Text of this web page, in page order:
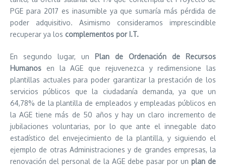
PGE para 2017 es inasumible ya que sumaría más pérdida de
poder adquisitivo. Asimismo consideramos imprescindible
recuperar ya los complementos por I.T.
En segundo lugar, un Plan de Ordenación de Recursos
Humanos en la AGE que rejuvenezca y redimensione las
plantillas actuales para poder garantizar la prestación de los
servicios públicos que la ciudadanía demanda, ya que un
64,78% de la plantilla de empleados y empleadas públicos en
la AGE tiene más de 50 años y hay un claro incremento de
jubilaciones voluntarias, por lo que ante el innegable dato
estadístico del envejecimiento de la plantilla, y siguiendo el
ejemplo de otras Administraciones y de grandes empresas, la
renovación del personal de la AGE debe pasar por un plan de